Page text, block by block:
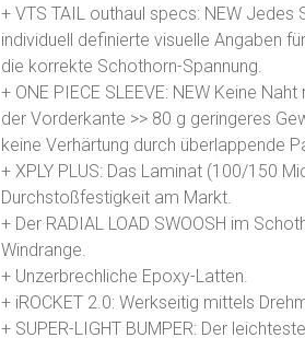
+ VTS TAIL outhaul specs: NEW Jedes
individuell definierte visuelle Angaben für
die korrekte Schothorn-Spannung.
+ ONE PIECE SLEEVE: NEW Keine Naht
der Vorderkante >> 80 g geringeres
keine Verhärtung durch überlappende
+ XPLY PLUS: Das Laminat (100/150
Durchstoßfestigkeit am Markt.
+ Der RADIAL LOAD SWOOSH im
Windrange.
+ Unzerbrechliche Epoxy-Latten.
+ iROCKET 2.0: Werkseitig mittels
+ SUPER-LIGHT BUMPER: Der